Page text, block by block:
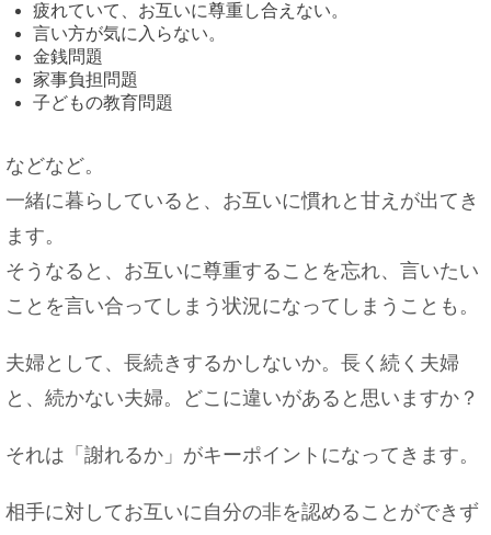
疲れていて、お互いに尊重し合えない。
言い方が気に入らない。
金銭問題
家事負担問題
子どもの教育問題
などなど。
一緒に暮らしていると、お互いに慣れと甘えが出てき
ます。
そうなると、お互いに尊重することを忘れ、言いたい
ことを言い合ってしまう状況になってしまうことも。
夫婦として、長続きするかしないか。長く続く夫婦
と、続かない夫婦。どこに違いがあると思いますか？
それは「謝れるか」がキーポイントになってきます。
相手に対してお互いに自分の非を認めることができず